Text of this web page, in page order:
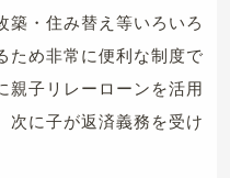
築・住み替え等いろいろ
ため非常に便利な制度で
親子リレーローンを活用
次に子が返済義務を受け